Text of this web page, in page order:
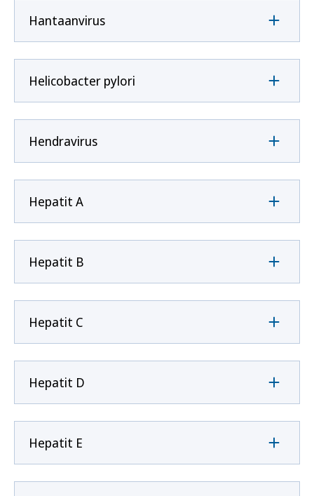
Hantaanvirus
Helicobacter pylori
Hendravirus
Hepatit A
Hepatit B
Hepatit C
Hepatit D
Hepatit E